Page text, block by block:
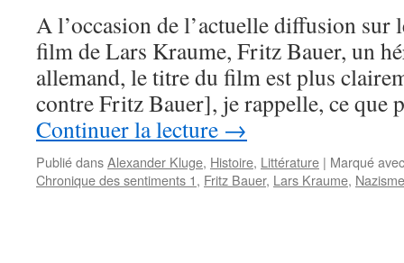
A l’occasion de l’actuelle diffusion sur
film de Lars Kraume, Fritz Bauer, un
allemand, le titre du film est plus
contre Fritz Bauer], je rappelle, ce que
Continuer la lecture →
Publié dansAlexander Kluge, Histoire, Littérature | Marqué avec
Chronique des sentiments 1, Fritz Bauer, Lars Kraume, Nazisme